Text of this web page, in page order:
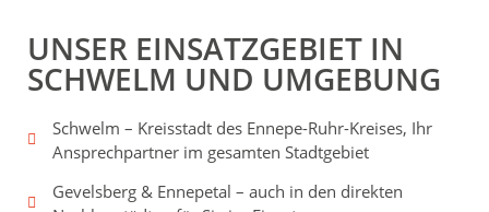
UNSER EINSATZGEBIET IN
SCHWELM UND UMGEBUNG
Schwelm – Kreisstadt des Ennepe-Ruhr-Kreises, Ihr
Ansprechpartner im gesamten Stadtgebiet
Gevelsberg & Ennepetal – auch in den direkten